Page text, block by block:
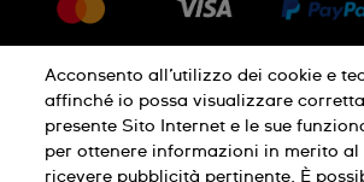
Restituzione
Condizioni di vendita
Diritto di recesso
Lavora con noi
Informativa sulla privacy
Acconsento all’utilizzo dei cookie e
affinché io possa visualizzare
presente Sito Internet e le sue
per ottenere informazioni in merito al
ricevere pubblicità pertinente. È